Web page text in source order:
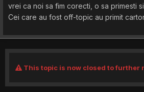
vrei ca noi sa fim corecti, o sa primesti
Cei care au fost off-topic au primit
This topic is now closed to further